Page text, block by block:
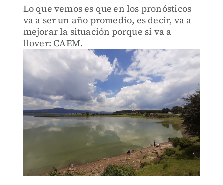
Lo que vemos es que en los pronósticos
va a ser un año promedio, es decir, va a
mejorar la situación porque si va a
llover: CAEM.